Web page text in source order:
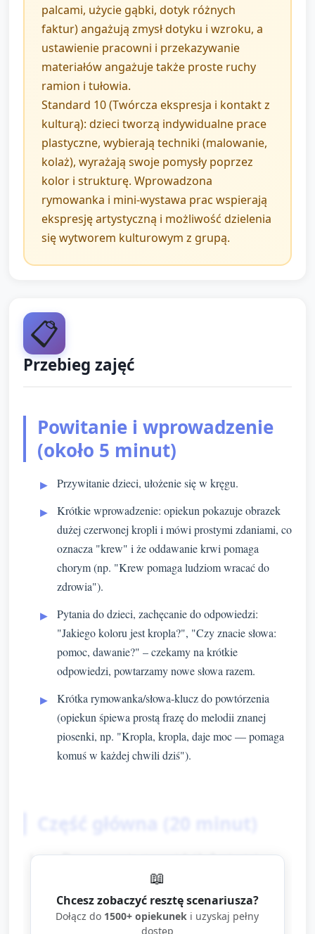
palcami, użycie gąbki, dotyk różnych
faktur) angażują zmysł dotyku i wzroku, a
ustawienie pracowni i przekazywanie
materiałów angażuje także proste ruchy
ramion i tułowia.
Standard 10 (Twórcza ekspresja i kontakt z
kulturą): dzieci tworzą indywidualne prace
plastyczne, wybierają techniki (malowanie,
kolaż), wyrażają swoje pomysły poprzez
kolor i strukturę. Wprowadzona
rymowanka i mini-wystawa prac wspierają
ekspresję artystyczną i możliwość dzielenia
się wytworem kulturowym z grupą.
📋
Przebieg zajęć
Powitanie i wprowadzenie
(około 5 minut)
Przywitanie dzieci, ułożenie się w kręgu.
Krótkie wprowadzenie: opiekun pokazuje obrazek
dużej czerwonej kropli i mówi prostymi zdaniami, co
oznacza "krew" i że oddawanie krwi pomaga
chorym (np. "Krew pomaga ludziom wracać do
zdrowia").
Pytania do dzieci, zachęcanie do odpowiedzi:
"Jakiego koloru jest kropla?", "Czy znacie słowa:
pomoc, dawanie?" – czekamy na krótkie
odpowiedzi, powtarzamy nowe słowa razem.
Krótka rymowanka/słowa-klucz do powtórzenia
(opiekun śpiewa prostą frazę do melodii znanej
piosenki, np. "Kropla, kropla, daje moc — pomaga
komuś w każdej chwili dziś").
Część główna (20 minut)
Przygotowanie stanowisk (1–2 minuty)
Dzieci siadają przy stolikach, każdy ma
kartkę formatu A4 z narysowaną dużą
📖
Chcesz zobaczyć resztę scenariusza?
Dołącz do 1500+ opiekunek i uzyskaj pełny
dostęp